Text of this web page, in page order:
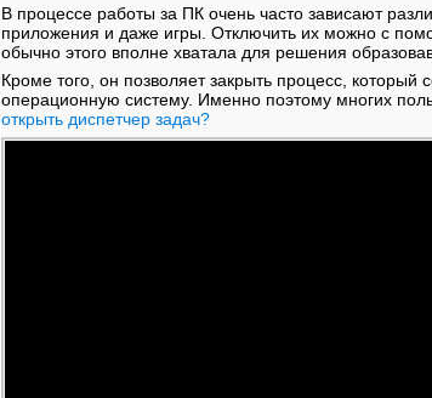
В процессе работы за ПК очень часто зависают
приложения и даже игры. Отключить их можно с
обычно этого вполне хватала для решения
Кроме того, он позволяет закрыть процесс, который
операционную систему. Именно поэтому многих
открыть диспетчер задач?